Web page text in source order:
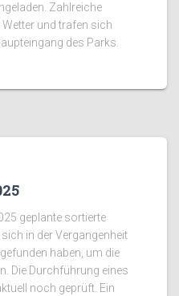
Zahlreiche
und trafen sich
des Parks.
geplante sortierte
in der Vergangenheit
haben, um die
Die Durchführung eines
noch geprüft. Ein